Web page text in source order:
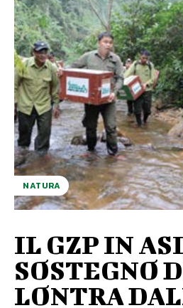
NATURA
IL GZP IN
SOSTEGNO
LONTRA